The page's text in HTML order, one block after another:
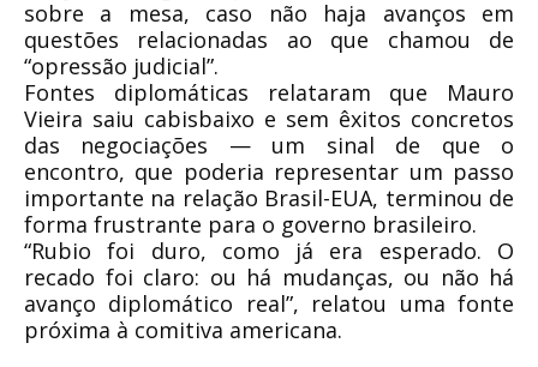
sobre a mesa, caso não haja avanços em
questões relacionadas ao que chamou de
“opressão judicial”.
Fontes diplomáticas relataram que Mauro
Vieira saiu cabisbaixo e sem êxitos concretos
das negociações — um sinal de que o
encontro, que poderia representar um passo
importante na relação Brasil-EUA, terminou de
forma frustrante para o governo brasileiro.
“Rubio foi duro, como já era esperado. O
recado foi claro: ou há mudanças, ou não há
avanço diplomático real”, relatou uma fonte
próxima à comitiva americana.